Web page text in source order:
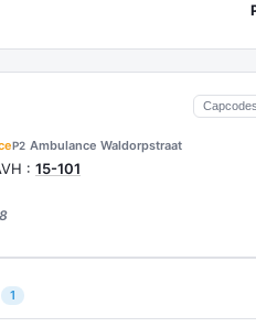
P2 Ambulance Waldorpstraat
: 15-101
1